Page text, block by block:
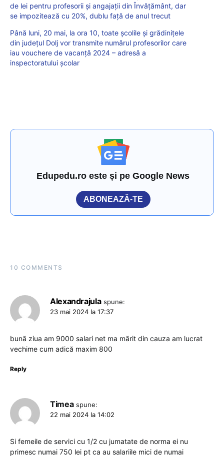
de lei pentru profesorii și angajații din Învățământ, dar
se impozitează cu 20%, dublu față de anul trecut
Până luni, 20 mai, la ora 10, toate școlile și grădinițele
din județul Dolj vor transmite numărul profesorilor care
iau vouchere de vacanță 2024 – adresă a
inspectoratului școlar
Edupedu.ro este și pe Google News
ABONEAZĂ-TE
10 COMMENTS
Alexandrajula spune:
23 mai 2024 la 17:37
bună ziua am 9000 salari net ma mărit din cauza am lucrat
vechime cum adică maxim 800
Reply
Timea spune:
22 mai 2024 la 14:02
Si femeile de servici cu 1/2 cu jumatate de norma ei nu
primesc numai 750 lei pt ca au salariile mici de numai